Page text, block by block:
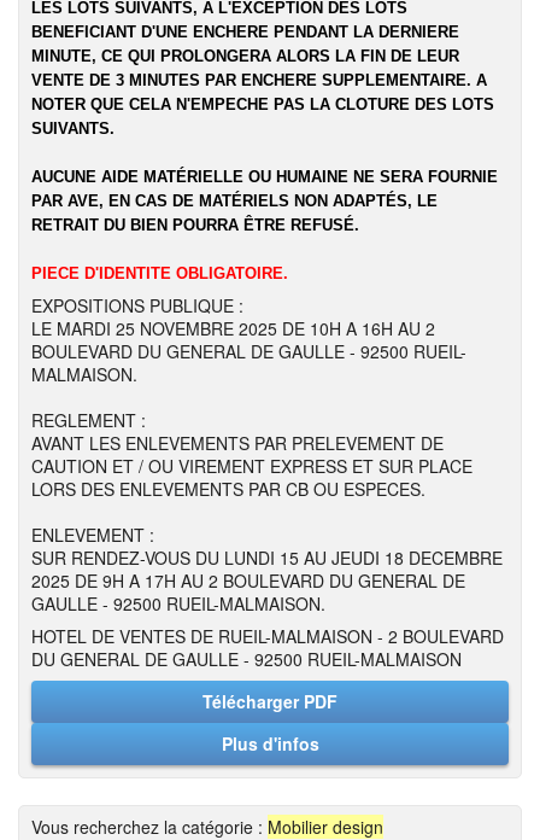
LES LOTS SUIVANTS, A L'EXCEPTION DES LOTS
BENEFICIANT D'UNE ENCHERE PENDANT LA DERNIERE
MINUTE, CE QUI PROLONGERA ALORS LA FIN DE LEUR
VENTE DE 3 MINUTES PAR ENCHERE SUPPLEMENTAIRE. A
NOTER QUE CELA N'EMPECHE PAS LA CLOTURE DES LOTS
SUIVANTS.
AUCUNE AIDE MATÉRIELLE OU HUMAINE NE SERA FOURNIE
PAR AVE, EN CAS DE MATÉRIELS NON ADAPTÉS, LE
RETRAIT DU BIEN POURRA ÊTRE REFUSÉ.
PIECE D'IDENTITE OBLIGATOIRE.
EXPOSITIONS PUBLIQUE :
LE MARDI 25 NOVEMBRE 2025 DE 10H A 16H AU 2
BOULEVARD DU GENERAL DE GAULLE - 92500 RUEIL-
MALMAISON.
REGLEMENT :
AVANT LES ENLEVEMENTS PAR PRELEVEMENT DE
CAUTION ET / OU VIREMENT EXPRESS ET SUR PLACE
LORS DES ENLEVEMENTS PAR CB OU ESPECES.
ENLEVEMENT :
SUR RENDEZ-VOUS DU LUNDI 15 AU JEUDI 18 DECEMBRE
2025 DE 9H A 17H AU 2 BOULEVARD DU GENERAL DE
GAULLE - 92500 RUEIL-MALMAISON.
HOTEL DE VENTES DE RUEIL-MALMAISON - 2 BOULEVARD
DU GENERAL DE GAULLE - 92500 RUEIL-MALMAISON
Télécharger PDF
Plus d'infos
Vous recherchez la catégorie : Mobilier design